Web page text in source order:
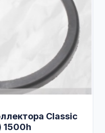
Classic
1500h